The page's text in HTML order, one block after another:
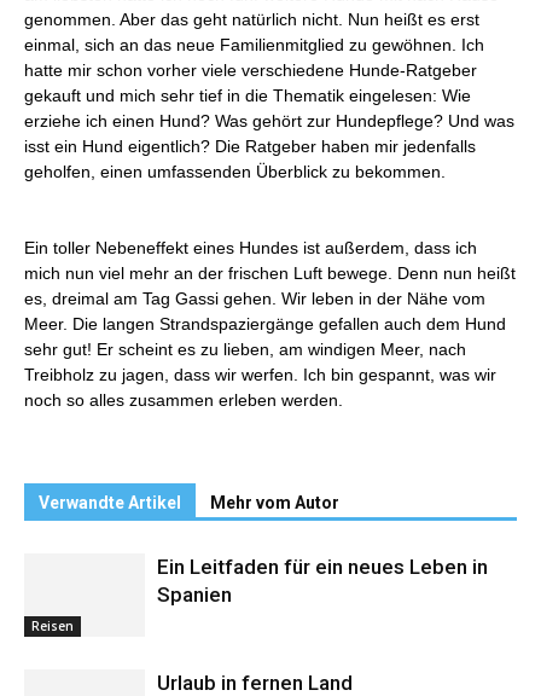
genommen. Aber das geht natürlich nicht. Nun heißt es erst
einmal, sich an das neue Familienmitglied zu gewöhnen. Ich
hatte mir schon vorher viele verschiedene Hunde-Ratgeber
gekauft und mich sehr tief in die Thematik eingelesen: Wie
erziehe ich einen Hund? Was gehört zur Hundepflege? Und was
isst ein Hund eigentlich? Die Ratgeber haben mir jedenfalls
geholfen, einen umfassenden Überblick zu bekommen.
Ein toller Nebeneffekt eines Hundes ist außerdem, dass ich
mich nun viel mehr an der frischen Luft bewege. Denn nun heißt
es, dreimal am Tag Gassi gehen. Wir leben in der Nähe vom
Meer. Die langen Strandspaziergänge gefallen auch dem Hund
sehr gut! Er scheint es zu lieben, am windigen Meer, nach
Treibholz zu jagen, dass wir werfen. Ich bin gespannt, was wir
noch so alles zusammen erleben werden.
Verwandte Artikel Mehr vom Autor
Reisen
Ein Leitfaden für ein neues Leben in
Spanien
Urlaub in fernen Land